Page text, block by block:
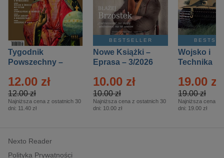
Tygodnik
Powszechny –
12.00 zł
12.00 zł
Najniższa cena z ostatnich 30
dni: 11.40 zł
BESTSELLER
Nowe Książki –
Eprasa – 3/2026
10.00 zł
10.00 zł
Najniższa cena z ostatnich 30
dni: 10.00 zł
Wojsko i
Technika
– 2/2026
19.00 zł
19.00 zł
Najniższa cena z
dni: 19.00 zł
Nexto Reader
Polityka Prywatności